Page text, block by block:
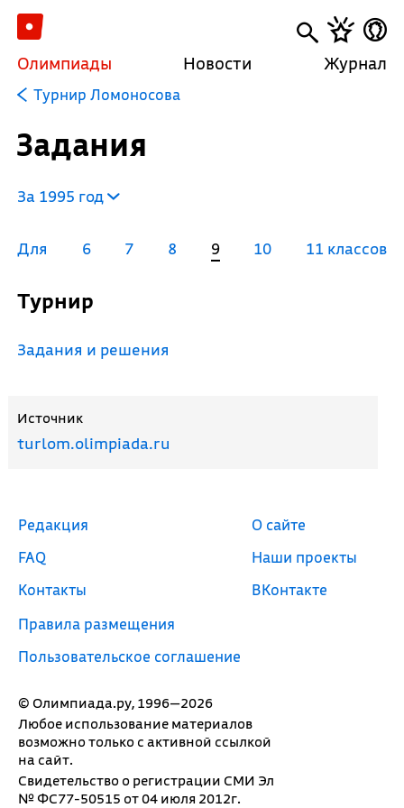
Олимпиады Новости Журнал
Турнир Ломоносова
Задания
За 1995 год
Для 6 7 8 9 10 11 классов
Турнир
Задания и решения
Источник
turlom.olimpiada.ru
© Олимпиада.ру, 1996—2026
Любое использование материалов
возможно только с активной ссылкой
на сайт.
Свидетельство о регистрации СМИ Эл
№ ФС77-50515 от 04 июля 2012г.
Редакция
FAQ
Контакты
Правила размещения
Пользовательское соглашение
О сайте
Наши проекты
ВКонтакте